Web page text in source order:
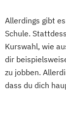
Allerdings gibt
Schule.
Kurswahl, wie
dir
zu jobben.
dass du dich